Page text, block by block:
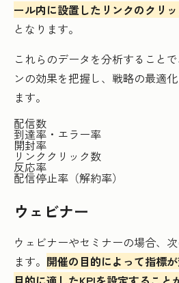
ール内に設置したリンクのクリ
となります。
これらのデータを分析すること
ンの効果を把握し、戦略の最適
ます。
配信数
到達率・エラー率
開封率
リンククリック数
反応率
配信停止率（解約率）
ウェビナー
ウェビナーやセミナーの場合、
ます。 開催の目的によって指標